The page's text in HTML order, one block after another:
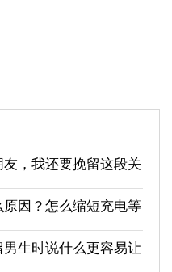
，我还要挽留这段关
因？怎么缩短充电等
生时说什么更容易让